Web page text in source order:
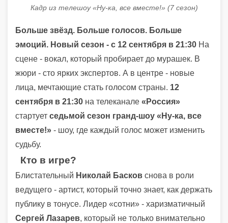
Кадр из телешоу «Ну-ка, все вместе!» (7 сезон)
Больше звёзд. Больше голосов. Больше
эмоций. Новый сезон - с 12 сентября в 21:30 На
сцене - вокал, который пробирает до мурашек. В
жюри - сто ярких экспертов. А в центре - новые
лица, мечтающие стать голосом страны. 12
сентября в 21:30 на телеканале «Россия»
стартует седьмой сезон гранд-шоу «Ну-ка, все
вместе!» - шоу, где каждый голос может изменить
судьбу.
Кто в игре?
Блистательный Николай Басков снова в роли
ведущего - артист, который точно знает, как держать
публику в тонусе. Лидер «сотни» - харизматичный
Сергей Лазарев, который не только внимательно